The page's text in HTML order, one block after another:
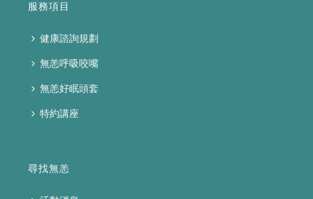
服務項目
健康諮詢規劃
無恙呼吸咬嘴
無恙好眠頭套
特約講座
尋找無恙